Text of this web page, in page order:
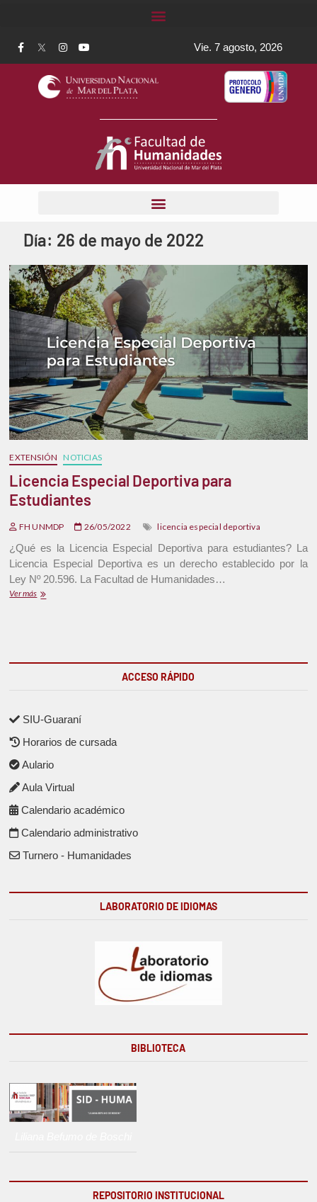
Vie. 7 agosto, 2026
Día: 26 de mayo de 2022
EXTENSIÓN NOTICIAS
Licencia Especial Deportiva para
Estudiantes
FH UNMDP 26/05/2022 licencia especial deportiva
¿Qué es la Licencia Especial Deportiva para estudiantes? La
Licencia Especial Deportiva es un derecho establecido por la
Ley Nº 20.596. La Facultad de Humanidades…
Ver más
ACCESO RÁPIDO
SIU-Guaraní
Horarios de cursada
Aulario
Aula Virtual
Calendario académico
Calendario administrativo
Turnero - Humanidades
LABORATORIO DE IDIOMAS
BIBLIOTECA
REPOSITORIO INSTITUCIONAL